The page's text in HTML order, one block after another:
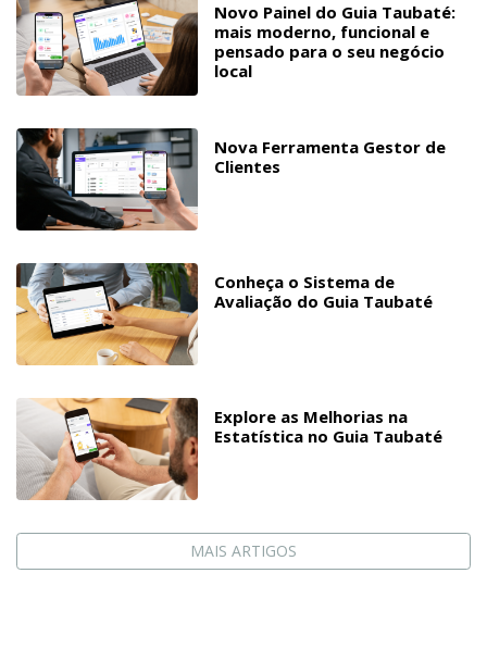
Novo Painel do Guia Taubaté:
mais moderno, funcional e
pensado para o seu negócio
local
Nova Ferramenta Gestor de
Clientes
Conheça o Sistema de
Avaliação do Guia Taubaté
Explore as Melhorias na
Estatística no Guia Taubaté
MAIS ARTIGOS